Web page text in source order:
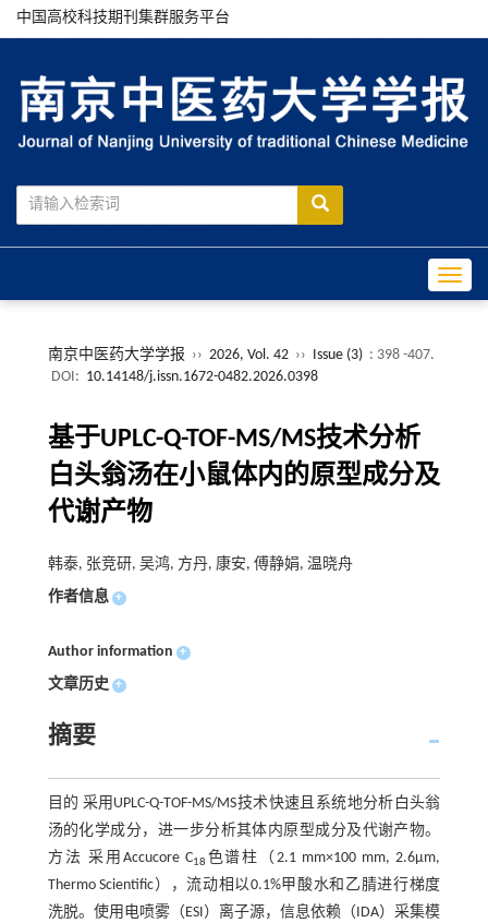
中国高校科技期刊集群服务平台
南京中医药大学学报 ›› 2026, Vol. 42 ›› Issue (3) : 398 -407.
DOI: 10.14148/j.issn.1672-0482.2026.0398
基于UPLC-Q-TOF-MS/MS技术分析
白头翁汤在小鼠体内的原型成分及
代谢产物
韩泰, 张竞研, 吴鸿, 方丹, 康安, 傅静娟, 温晓舟
作者信息 +
Author information +
文章历史 +
摘要
目的 采用UPLC-Q-TOF-MS/MS技术快速且系统地分析白头翁
汤的化学成分，进一步分析其体内原型成分及代谢产物。
方法 采用Accucore C18 色谱柱（2.1 mm×100 mm, 2.6μm,
Thermo Scientific），流动相以0.1%甲酸水和乙腈进行梯度
洗脱。使用电喷雾（ESI）离子源，信息依赖（IDA）采集模